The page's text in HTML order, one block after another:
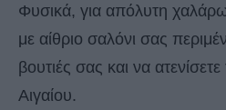
Φυσικά, για απόλυτη
με αίθριο σαλόνι σας
βουτιές σας και να
Αιγαίου.